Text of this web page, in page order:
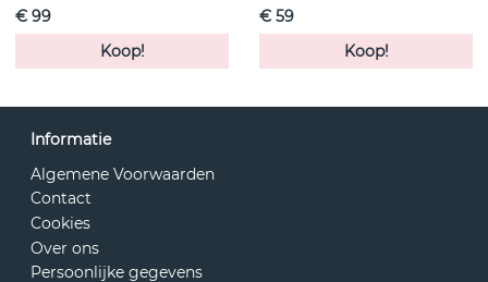
€ 99
Koop!
€ 59
Koop!
Informatie
Algemene Voorwaarden
Contact
Cookies
Over ons
Persoonlijke gegevens